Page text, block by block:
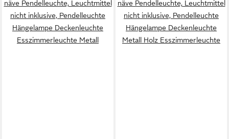
näve Pendelleuchte, Leuchtmittel
nicht inklusive, Pendelleuchte
Hängelampe Deckenleuchte
Esszimmerleuchte Metall
näve Pendelleuchte, Leuchtmittel
nicht inklusive, Pendelleuchte
Hängelampe Deckenleuchte
Metall Holz Esszimmerleuchte